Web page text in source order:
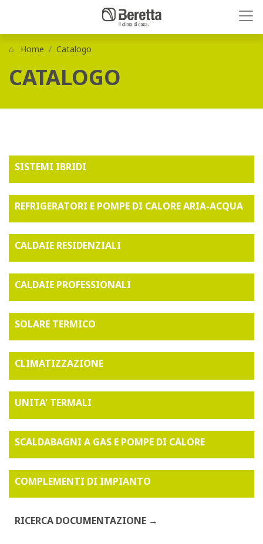
Home Catalogo
CATALOGO
SISTEMI IBRIDI
REFRIGERATORI E POMPE DI CALORE ARIA-ACQUA
CALDAIE RESIDENZIALI
CALDAIE PROFESSIONALI
SOLARE TERMICO
CLIMATIZZAZIONE
UNITA' TERMALI
SCALDABAGNI A GAS E POMPE DI CALORE
COMPLEMENTI DI IMPIANTO
RICERCA DOCUMENTAZIONE